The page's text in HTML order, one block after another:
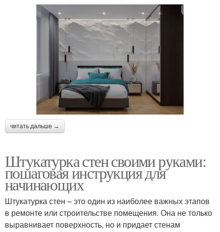
читать дальше →
Штукатурка стен своими руками:
пошаговая инструкция для
начинающих
Штукатурка стен – это один из наиболее важных этапов
в ремонте или строительстве помещения. Она не только
выравнивает поверхность, но и придает стенам